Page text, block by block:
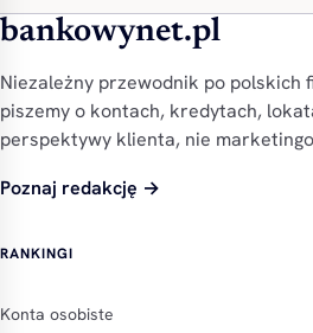
bankowynet.pl
Niezależny przewodnik po
piszemy o kontach, kredytach,
perspektywy klienta, nie
Poznaj redakcję →
RANKINGI
Konta osobiste